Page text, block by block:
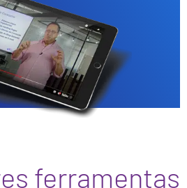
ferramentas